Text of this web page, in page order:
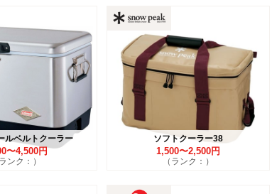
ルベルトクーラー
〜4,500円
ランク：）
ソフトクーラー38
1,500〜2,500円
（ランク：）